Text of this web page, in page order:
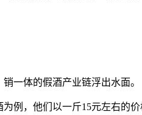
一体的假酒产业链浮出水面。
例，他们以一斤15元左右的